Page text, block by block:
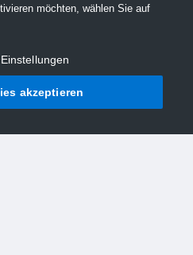
möchten, wählen Sie auf
akzeptieren